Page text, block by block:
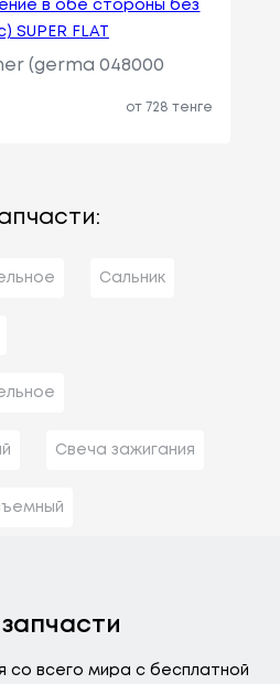
в обе стороны без
SUPER FLAT
(germa 048000
от 728 тенге
Сальник
Свеча зажигания
со всего мира с бесплатной